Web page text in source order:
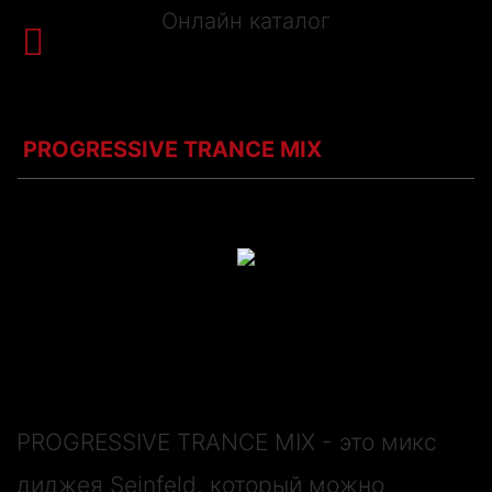

Онлайн каталог
PROGRESSIVE TRANCE MIX
PROGRESSIVE TRANCE MIX - это микс
диджея Seinfeld, который можно
Корзина
@e-mail